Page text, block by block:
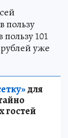
пользу
101
уже
для
гостей